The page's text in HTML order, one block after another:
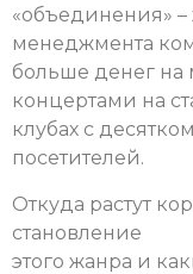
«объединения»
менеджмента
больше денег
концертами на
клубах с
посетителей.
Откуда растут
становление
этого жанра и